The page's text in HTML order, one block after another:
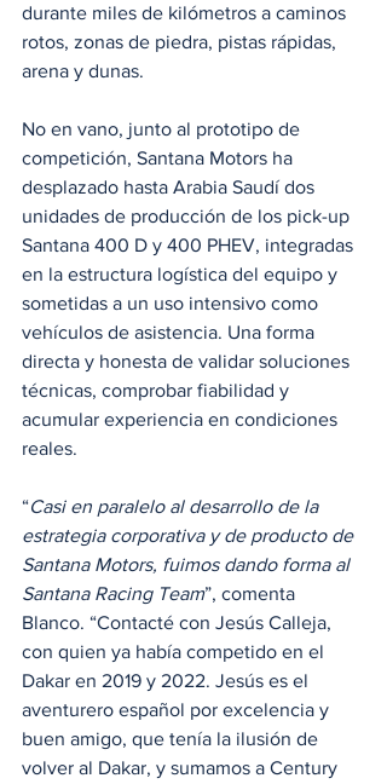
durante miles de kilómetros a caminos
rotos, zonas de piedra, pistas rápidas,
arena y dunas.
No en vano, junto al prototipo de
competición, Santana Motors ha
desplazado hasta Arabia Saudí dos
unidades de producción de los pick-up
Santana 400 D y 400 PHEV, integradas
en la estructura logística del equipo y
sometidas a un uso intensivo como
vehículos de asistencia. Una forma
directa y honesta de validar soluciones
técnicas, comprobar fiabilidad y
acumular experiencia en condiciones
reales.
“Casi en paralelo al desarrollo de la
estrategia corporativa y de producto de
Santana Motors, fuimos dando forma al
Santana Racing Team”, comenta
Blanco. “Contacté con Jesús Calleja,
con quien ya había competido en el
Dakar en 2019 y 2022. Jesús es el
aventurero español por excelencia y
buen amigo, que tenía la ilusión de
volver al Dakar, y sumamos a Century